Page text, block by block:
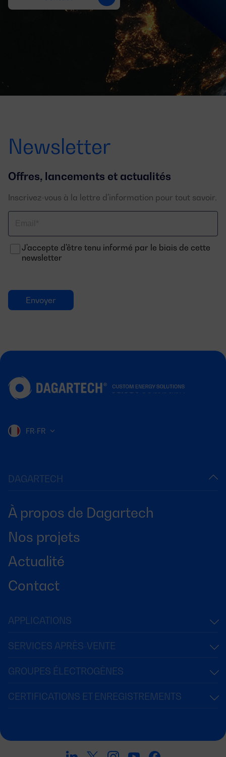
Newsletter
Offres, lancements et actualités
Inscrivez-vous à la lettre d'information pour tout savoir.
J'accepte d'être tenu informé par le biais de cette
newsletter
DAGARTECH
À propos de Dagartech
Nos projets
Actualité
Contact
FR-FR
APPLICATIONS
SERVICES APRÈS-VENTE
GROUPES ÉLECTROGÈNES
CERTIFICATIONS ET ENREGISTREMENTS